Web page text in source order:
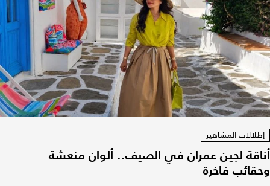
إطلالات المشاهير
أناقة لجين عمران في الصيف.. ألوان منعشة
وحقائب فاخرة